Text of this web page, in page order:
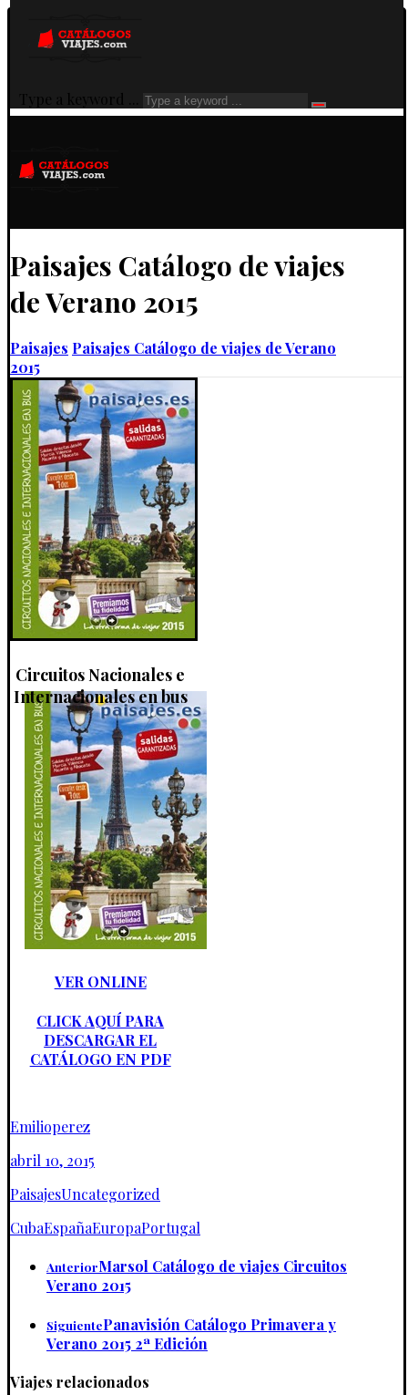
Type a keyword ...
Paisajes Catálogo de viajes
de Verano 2015
Paisajes Paisajes Catálogo de viajes de Verano
2015
Circuitos Nacionales e
Internacionales en bus
VER ONLINE
CLICK AQUÍ PARA
DESCARGAR EL
CATÁLOGO EN PDF
Emilioperez
abril 10, 2015
PaisajesUncategorized
CubaEspañaEuropaPortugal
AnteriorMarsol Catálogo de viajes Circuitos
Verano 2015
SiguientePanavisión Catálogo Primavera y
Verano 2015 2ª Edición
Viajes relacionados